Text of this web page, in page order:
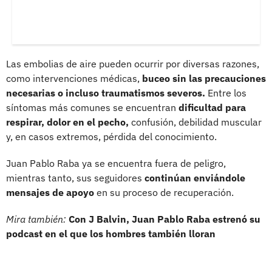
Las embolias de aire pueden ocurrir por diversas razones,
como intervenciones médicas, buceo sin las precauciones
necesarias o incluso traumatismos severos. Entre los
síntomas más comunes se encuentran dificultad para
respirar, dolor en el pecho, confusión, debilidad muscular
y, en casos extremos, pérdida del conocimiento.
Juan Pablo Raba ya se encuentra fuera de peligro,
mientras tanto, sus seguidores continúan enviándole
mensajes de apoyo en su proceso de recuperación.
Mira también: Con J Balvin, Juan Pablo Raba estrenó su
podcast en el que los hombres también lloran